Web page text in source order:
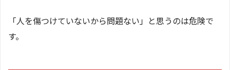
「人を傷つけていないから問題ない」と思うのは危険で
す。